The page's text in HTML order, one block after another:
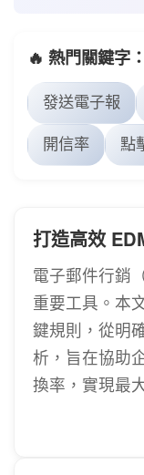
🔥 熱門關鍵字：
發送電子報
開信率 點
打造高效
電子郵件行銷
重要工具。本
鍵規則，從明
析，旨在協助
換率，實現最